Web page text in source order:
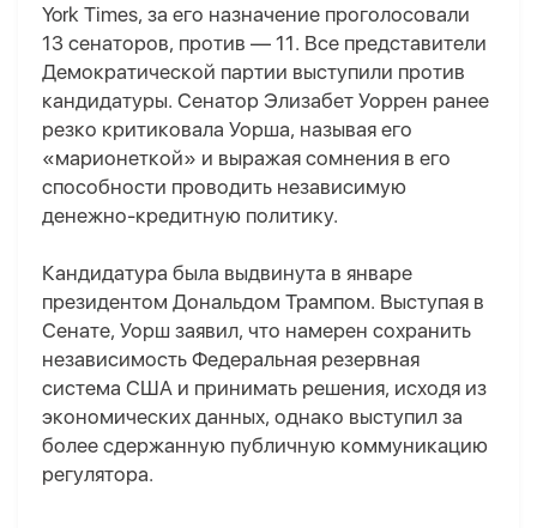
York Times, за его назначение проголосовали
13 сенаторов, против — 11. Все представители
Демократической партии выступили против
кандидатуры. Сенатор Элизабет Уоррен ранее
резко критиковала Уорша, называя его
«марионеткой» и выражая сомнения в его
способности проводить независимую
денежно-кредитную политику.
Кандидатура была выдвинута в январе
президентом Дональдом Трампом. Выступая в
Сенате, Уорш заявил, что намерен сохранить
независимость Федеральная резервная
система США и принимать решения, исходя из
экономических данных, однако выступил за
более сдержанную публичную коммуникацию
регулятора.